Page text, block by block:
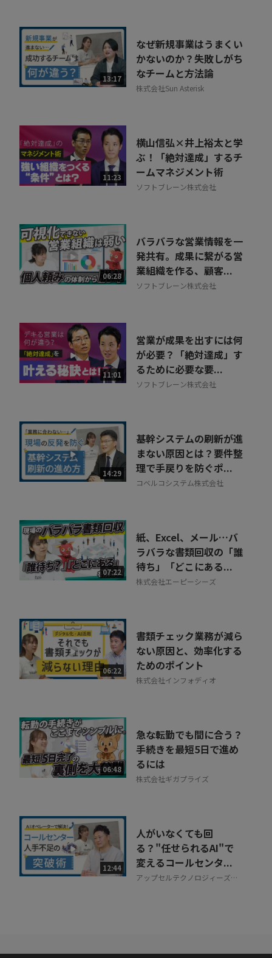
13:17
なぜ新規事業はうまくい
かないのか？失敗しがち
なチームと方法論
株式会社Sun Asterisk
11:23
横山信弘×井上裕太と学
ぶ！「絶対達成」するチ
ームマネジメント術
ソフトブレーン株式会社
06:28
バラバラな営業情報を一
発共有。成果に繋がる営
業組織を作る、顧客...
ソフトブレーン株式会社
11:01
営業が成果を出すには何
が必要？「絶対達成」す
るために必要な要...
ソフトブレーン株式会社
14:29
基幹システムの刷新が進
まない原因とは？要件整
理で手戻りを防ぐポ...
コベルコシステム株式会社
07:22
紙、Excel、メール…バ
ラバラな書類回収の「誰
待ち」「どこにある...
株式会社エーピーシーズ
06:22
書類チェック業務が減ら
ない原因と、効率化する
ためのポイント
株式会社インフォディオ
06:48
急な転勤でも間に合う？
手続きを最短5日で進め
るには
株式会社ギガプライズ
12:44
人がいなくても回
る？"任せられるAI"で
変えるコールセンタ...
アップセルテクノロジィーズ株